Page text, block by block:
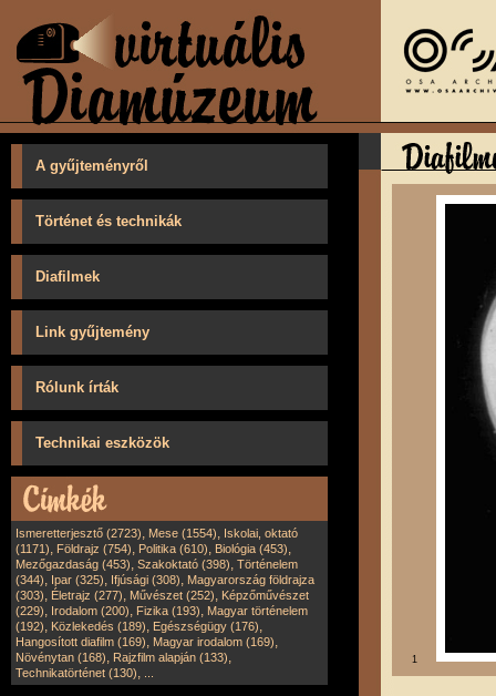
A gyűjteményről
Történet és technikák
Diafilmek
Link gyűjtemény
Rólunk írták
Technikai eszközök
Ismeretterjesztő (2723), Mese (1554), Iskolai, oktató
(1171), Földrajz (754), Politika (610), Biológia (453),
Mezőgazdaság (453), Szakoktató (398), Történelem
(344), Ipar (325), Ifjúsági (308), Magyarország földrajza
(303), Életrajz (277), Művészet (252), Képzőművészet
(229), Irodalom (200), Fizika (193), Magyar történelem
(192), Közlekedés (189), Egészségügy (176),
Hangosított diafilm (169), Magyar irodalom (169),
Növénytan (168), Rajzfilm alapján (133),
Technikatörténet (130),
1